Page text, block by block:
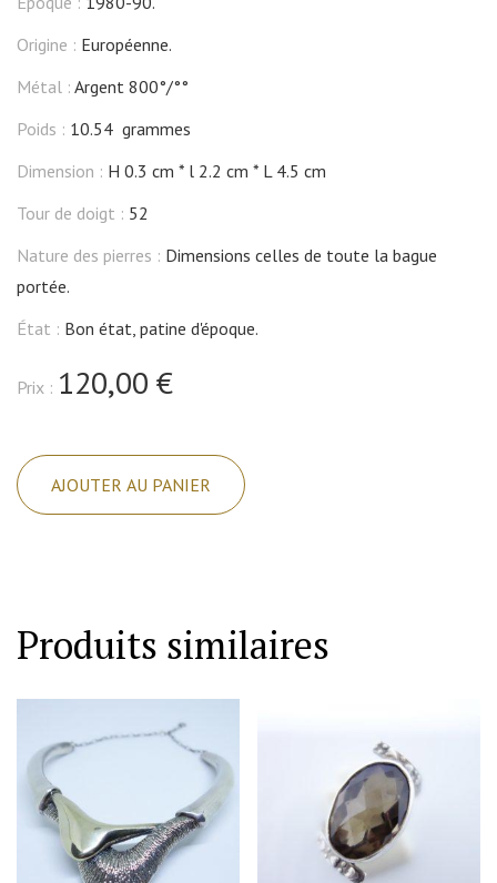
Origine : Européenne.
Métal : Argent 800°/°°
Poids : 10.54 grammes
Dimension : H 0.3 cm l 2.2 cm
L 4.5 cm
Tour de doigt : 52
Nature des pierres : Dimensions celles de toute la bague
portée.
État : Bon état, patine d'époque.
Prix : 120,00 €
de
Bague
large
sur
doigt.
AJOUTER AU PANIER
Produits similaires